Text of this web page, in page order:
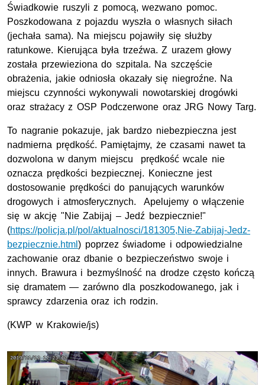
Świadkowie ruszyli z pomocą, wezwano pomoc.
Poszkodowana z pojazdu wyszła o własnych siłach
(jechała sama). Na miejscu pojawiły się służby
ratunkowe. Kierująca była trzeźwa. Z urazem głowy
została przewieziona do szpitala. Na szczęście
obrażenia, jakie odniosła okazały się niegroźne. Na
miejscu czynności wykonywali nowotarskiej drogówki
oraz strażacy z OSP Podczerwone oraz JRG Nowy Targ.
To nagranie pokazuje, jak bardzo niebezpieczna jest
nadmierna prędkość. Pamiętajmy, że czasami nawet ta
dozwolona w danym miejscu prędkość wcale nie
oznacza prędkości bezpiecznej. Konieczne jest
dostosowanie prędkości do panujących warunków
drogowych i atmosferycznych. Apelujemy o włączenie
się w akcję "Nie Zabijaj – Jedź bezpiecznie!"
(https://policja.pl/pol/aktualnosci/181305,Nie-Zabijaj-Jedz-
bezpiecznie.html ) poprzez świadome i odpowiedzialne
zachowanie oraz dbanie o bezpieczeństwo swoje i
innych. Brawura i bezmyślność na drodze często kończą
się dramatem — zarówno dla poszkodowanego, jak i
sprawcy zdarzenia oraz ich rodzin.
(KWP w Krakowie/js)